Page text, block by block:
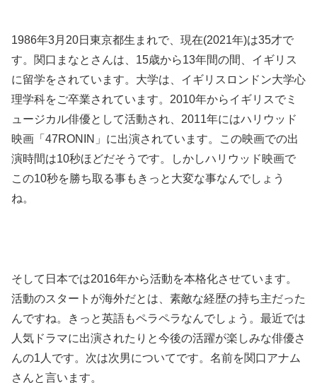
1986年3月20日東京都生まれで、現在(2021年)は35才で
す。関口まなとさんは、15歳から13年間の間、イギリス
に留学をされています。大学は、イギリスロンドン大学心
理学科をご卒業されています。2010年からイギリスでミ
ュージカル俳優として活動され、2011年にはハリウッド
映画「47RONIN」に出演されています。この映画での出
演時間は10秒ほどだそうです。しかしハリウッド映画で
この10秒を勝ち取る事もきっと大変な事なんでしょう
ね。
そして日本では2016年から活動を本格化させています。
活動のスタートが海外だとは、素敵な経歴の持ち主だった
んですね。きっと英語もペラペラなんでしょう。最近では
人気ドラマに出演されたりと今後の活躍が楽しみな俳優さ
んの1人です。次は次男についてです。名前を関口アナム
さんと言います。